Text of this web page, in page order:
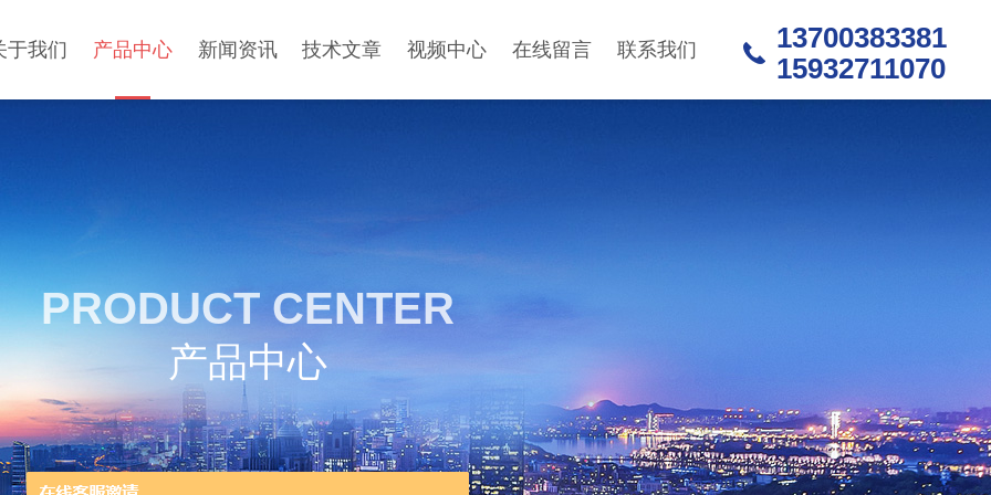
于我们 产品中心 新闻资讯 技术文章 视频中心 在线留言 联系我们
13700383381
15932711070
PRODUCT CENTER
产品中心